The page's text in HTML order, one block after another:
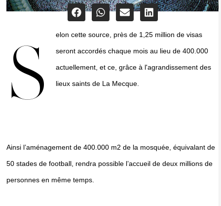
S elon cette source, près de 1,25 million de visas
seront accordés chaque mois au lieu de 400.000
actuellement, et ce, grâce à l'agrandissement des
lieux saints de La Mecque.
Ainsi l’aménagement de 400.000 m2 de la mosquée, équivalant de
50 stades de football, rendra possible l’accueil de deux millions de
personnes en même temps.